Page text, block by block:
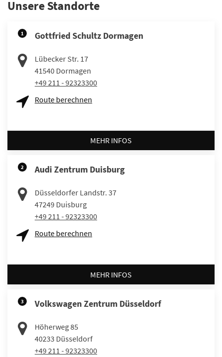
Unsere Standorte
1 Gottfried Schultz Dormagen
Lübecker Str. 17
41540 Dormagen
+49 211 - 92323300
Route berechnen
MEHR INFOS
2 Audi Zentrum Duisburg
Düsseldorfer Landstr. 37
47249 Duisburg
+49 211 - 92323300
Route berechnen
MEHR INFOS
3 Volkswagen Zentrum Düsseldorf
Höherweg 85
40233 Düsseldorf
+49 211 - 92323300